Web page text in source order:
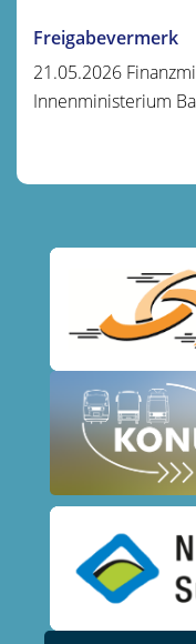
Freigabevermerk
21.05.2026
Innenministerium